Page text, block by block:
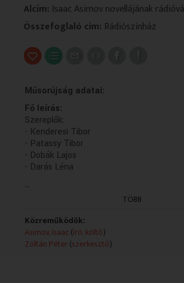
Alcím: Isaac Asimov novellájának
Összefoglaló cím: Rádiószínház
Műsorújság adatai:
Fő leírás:
Szereplők:
- Kenderesi Tibor
- Patassy Tibor
- Dobák Lajos
- Darás Léna
Műsorszolgáltatói ismertető:
...
TÖBB
Közreműködők:
Asimov, Isaac(író, költő)
Zoltán Péter(szerkesztő)